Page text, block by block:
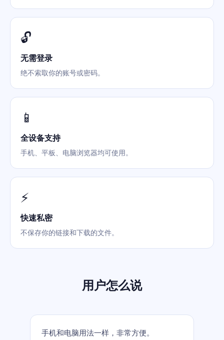
🔓
无需登录
绝不索取你的账号或密码。
📱
全设备支持
手机、平板、电脑浏览器均可使用。
⚡
快速私密
不保存你的链接和下载的文件。
用户怎么说
手机和电脑用法一样，非常方便。